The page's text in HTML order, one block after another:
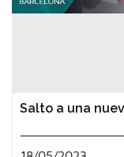
Salto a una